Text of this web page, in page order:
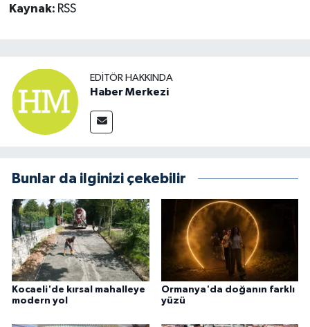
Kaynak: RSS
EDITÖR HAKKINDA
Haber Merkezi
Bunlar da ilginizi çekebilir
Kocaeli'de kırsal mahalleye
modern yol
Ormanya'da doğanın farklı
yüzü